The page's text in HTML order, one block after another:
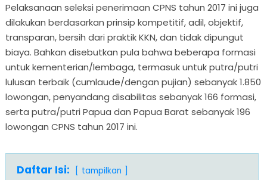
Pelaksanaan seleksi penerimaan CPNS tahun 2017 ini juga
dilakukan berdasarkan prinsip kompetitif, adil, objektif,
transparan, bersih dari praktik KKN, dan tidak dipungut
biaya. Bahkan disebutkan pula bahwa beberapa formasi
untuk kementerian/lembaga, termasuk untuk putra/putri
lulusan terbaik (cumlaude/dengan pujian) sebanyak 1.850
lowongan, penyandang disabilitas sebanyak 166 formasi,
serta putra/putri Papua dan Papua Barat sebanyak 196
lowongan CPNS tahun 2017 ini.
Daftar Isi: tampilkan